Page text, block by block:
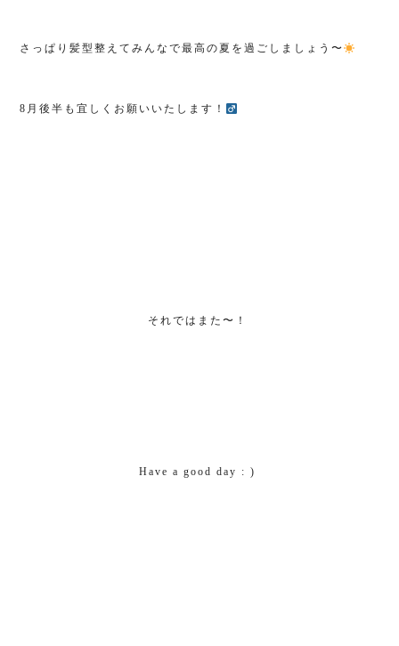
さっぱり髪型整えてみんなで最高の夏を過ごしましょう〜
8月後半も宜しくお願いいたします！‍
それではまた〜！
Have a good day : )